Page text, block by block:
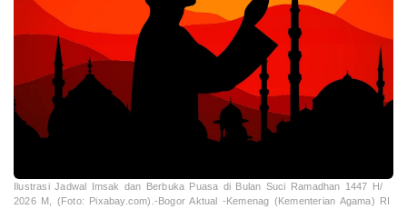
Ilustrasi Jadwal Imsak dan Berbuka Puasa di Bulan Suci Ramadhan 1447 H/
2026 M, (Foto: Pixabay.com).-Bogor Aktual -Kemenag (Kementerian Agama) RI